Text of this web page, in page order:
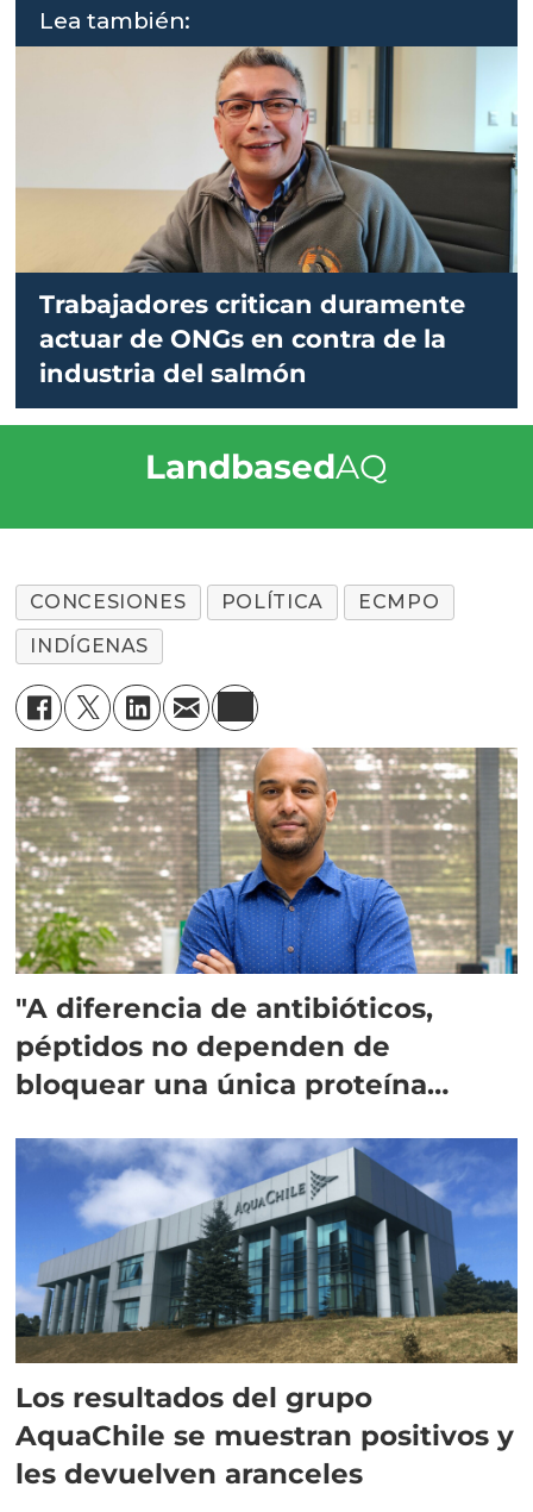
Lea también:
Trabajadores critican duramente
actuar de ONGs en contra de la
industria del salmón
LandbasedAQ
CONCESIONES POLÍTICA
ECMPO
INDÍGENAS
"A diferencia de antibióticos,
péptidos no dependen de
bloquear una única proteína
Los resultados del grupo
AquaChile se muestran positivos y
les devuelven aranceles